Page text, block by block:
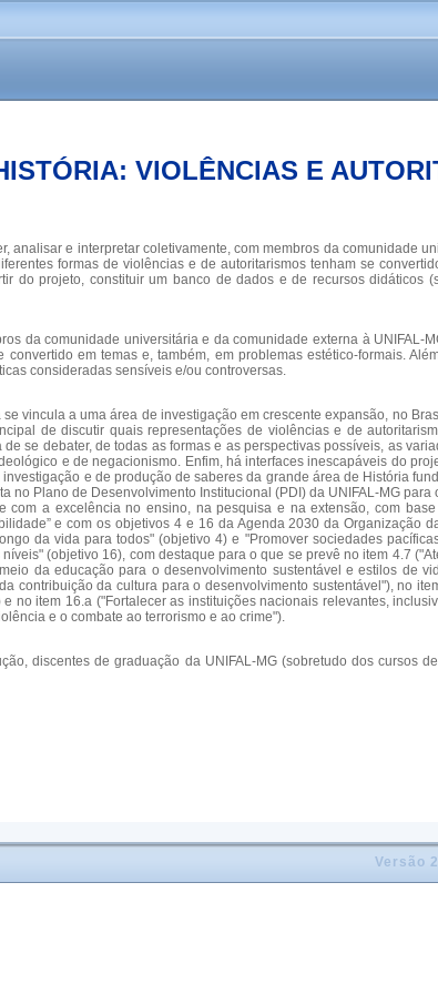
VIOLÊNCIAS E
e interpretar coletivamente, com membros da comunidade
formas de violências e de autoritarismos tenham se
do projeto, constituir um banco de dados e de recursos
da comunidade universitária e da comunidade externa à
em temas e, também, em problemas estético-formais.
consideradas sensíveis e/ou controversas.
vincula a uma área de investigação em crescente expansão, no
de discutir quais representações de violências e de
se debater, de todas as formas e as perspectivas possíveis, as
e de negacionismo. Enfim, há interfaces inescapáveis do
e de produção de saberes da grande área de História
Plano de Desenvolvimento Institucional (PDI) da UNIFAL-MG
com a excelência no ensino, na pesquisa e na extensão, com
e com os objetivos 4 e 16 da Agenda 2030 da Organização
da vida para todos" (objetivo 4) e "Promover sociedades
(objetivo 16), com destaque para o que se prevê no item 4.7
da educação para o desenvolvimento sustentável e estilos de
da cultura para o desenvolvimento sustentável"), no
no item 16.a ("Fortalecer as instituições nacionais relevantes,
e o combate ao terrorismo e ao crime").
discentes de graduação da UNIFAL-MG (sobretudo dos cursos
Versão